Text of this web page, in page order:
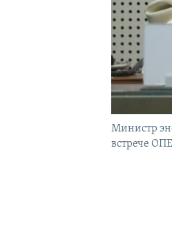
Министр
встрече